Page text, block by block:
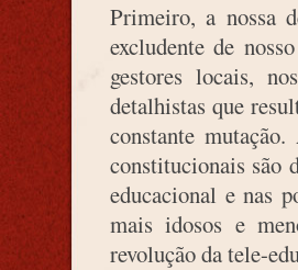
Primeiro, a nossa
excludente de
gestores locais,
detalhistas que
constante
constitucionais são
educacional e nas
mais idosos e
revolução da tele-